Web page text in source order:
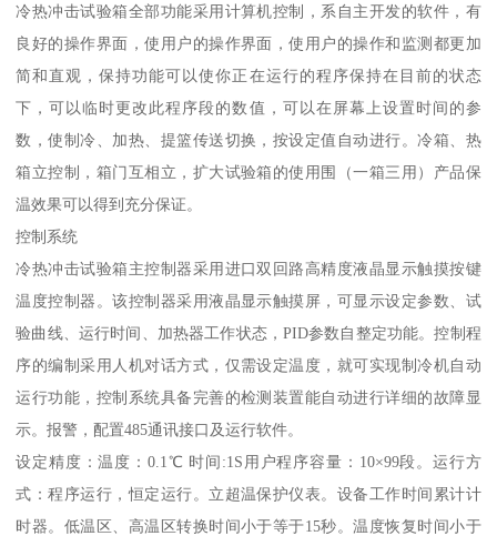
冷热冲击试验箱全部功能采用计算机控制，系自主开发的软件，有
良好的操作界面，使用户的操作界面，使用户的操作和监测都更加
简和直观，保持功能可以使你正在运行的程序保持在目前的状态
下，可以临时更改此程序段的数值，可以在屏幕上设置时间的参
数，使制冷、加热、提篮传送切换，按设定值自动进行。冷箱、热
箱立控制，箱门互相立，扩大试验箱的使用围（一箱三用）产品保
温效果可以得到充分保证。
控制系统
冷热冲击试验箱主控制器采用进口双回路高精度液晶显示触摸按键
温度控制器。该控制器采用液晶显示触摸屏，可显示设定参数、试
验曲线、运行时间、加热器工作状态，PID参数自整定功能。控制程
序的编制采用人机对话方式，仅需设定温度，就可实现制冷机自动
运行功能，控制系统具备完善的检测装置能自动进行详细的故障显
示。报警，配置485通讯接口及运行软件。
设定精度：温度：0.1℃ 时间:1S用户程序容量：10×99段。运行方
式：程序运行，恒定运行。立超温保护仪表。设备工作时间累计计
时器。低温区、高温区转换时间小于等于15秒。温度恢复时间小于